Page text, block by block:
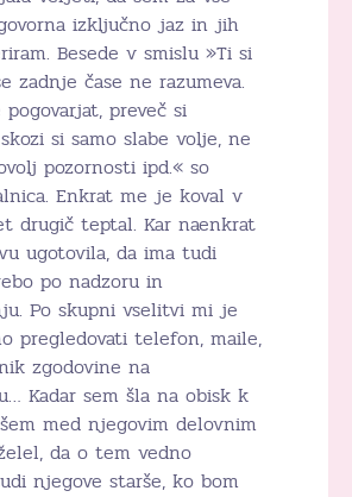
izključno jaz in jih
Besede v smislu »Ti si
zadnje čase ne razumeva.
pogovarjat, preveč si
si samo slabe volje, ne
pozornosti ipd.« so
Enkrat me je koval v
drugič teptal. Kar naenkrat
ugotovila, da ima tudi
po nadzoru in
Po skupni vselitvi mi je
pregledovati telefon, maile,
zgodovine na
Kadar sem šla na obisk k
med njegovim delovnim
da o tem vedno
njegove starše, ko bom